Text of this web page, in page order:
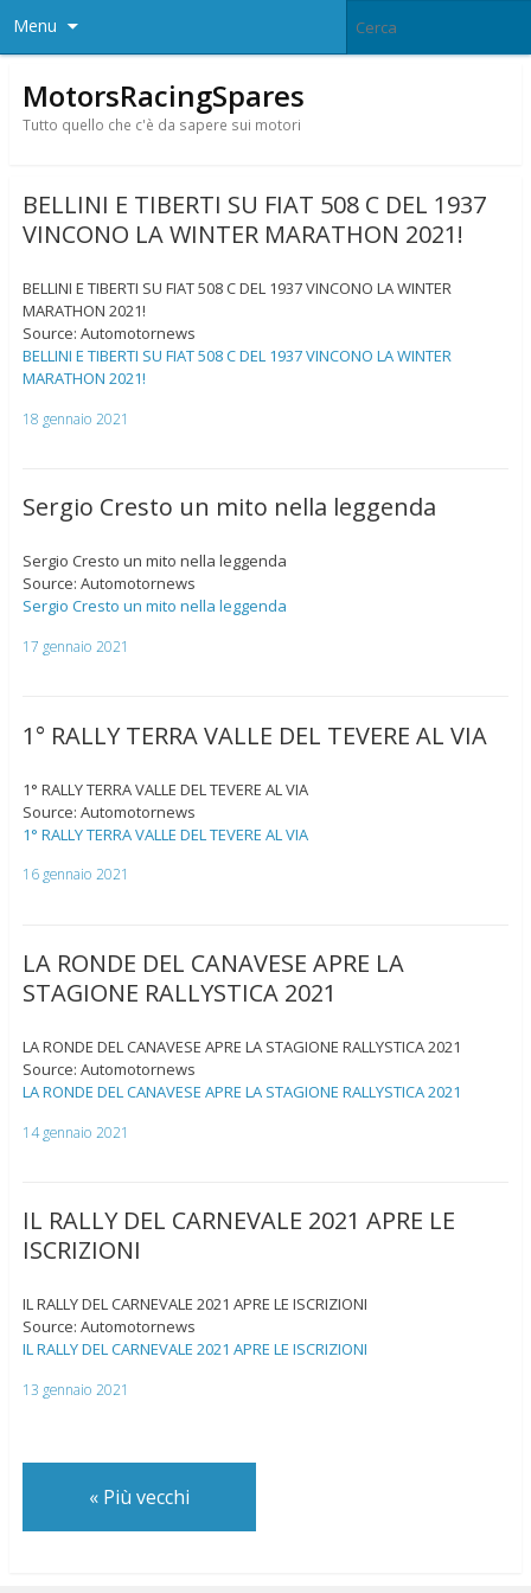
Menu
MotorsRacingSpares
Tutto quello che c'è da sapere sui motori
BELLINI E TIBERTI SU FIAT 508 C DEL 1937
VINCONO LA WINTER MARATHON 2021!
BELLINI E TIBERTI SU FIAT 508 C DEL 1937 VINCONO LA WINTER
MARATHON 2021!
Source: Automotornews
BELLINI E TIBERTI SU FIAT 508 C DEL 1937 VINCONO LA WINTER
MARATHON 2021!
18 gennaio 2021
Sergio Cresto un mito nella leggenda
Sergio Cresto un mito nella leggenda
Source: Automotornews
Sergio Cresto un mito nella leggenda
17 gennaio 2021
1° RALLY TERRA VALLE DEL TEVERE AL VIA
1° RALLY TERRA VALLE DEL TEVERE AL VIA
Source: Automotornews
1° RALLY TERRA VALLE DEL TEVERE AL VIA
16 gennaio 2021
LA RONDE DEL CANAVESE APRE LA
STAGIONE RALLYSTICA 2021
LA RONDE DEL CANAVESE APRE LA STAGIONE RALLYSTICA 2021
Source: Automotornews
LA RONDE DEL CANAVESE APRE LA STAGIONE RALLYSTICA 2021
14 gennaio 2021
IL RALLY DEL CARNEVALE 2021 APRE LE
ISCRIZIONI
IL RALLY DEL CARNEVALE 2021 APRE LE ISCRIZIONI
Source: Automotornews
IL RALLY DEL CARNEVALE 2021 APRE LE ISCRIZIONI
13 gennaio 2021
«Più vecchi